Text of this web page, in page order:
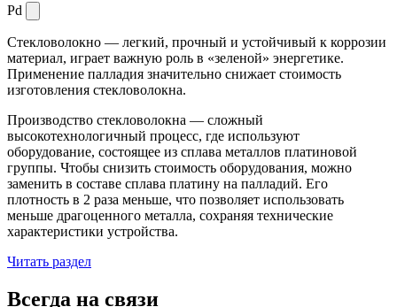
Pd
Стекловолокно — легкий, прочный и устойчивый к коррозии
материал, играет важную роль в «зеленой» энергетике.
Применение палладия значительно снижает стоимость
изготовления стекловолокна.
Производство стекловолокна — сложный
высокотехнологичный процесс, где используют
оборудование, состоящее из сплава металлов платиновой
группы. Чтобы снизить стоимость оборудования, можно
заменить в составе сплава платину на палладий. Его
плотность в 2 раза меньше, что позволяет использовать
меньше драгоценного металла, сохраняя технические
характеристики устройства.
Читать раздел
Всегда на связи